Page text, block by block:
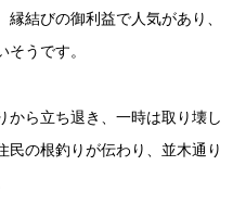
結びの御利益で人気があり、
うです。
から立ち退き、一時は取り壊し
民の根釣りが伝わり、並木通り